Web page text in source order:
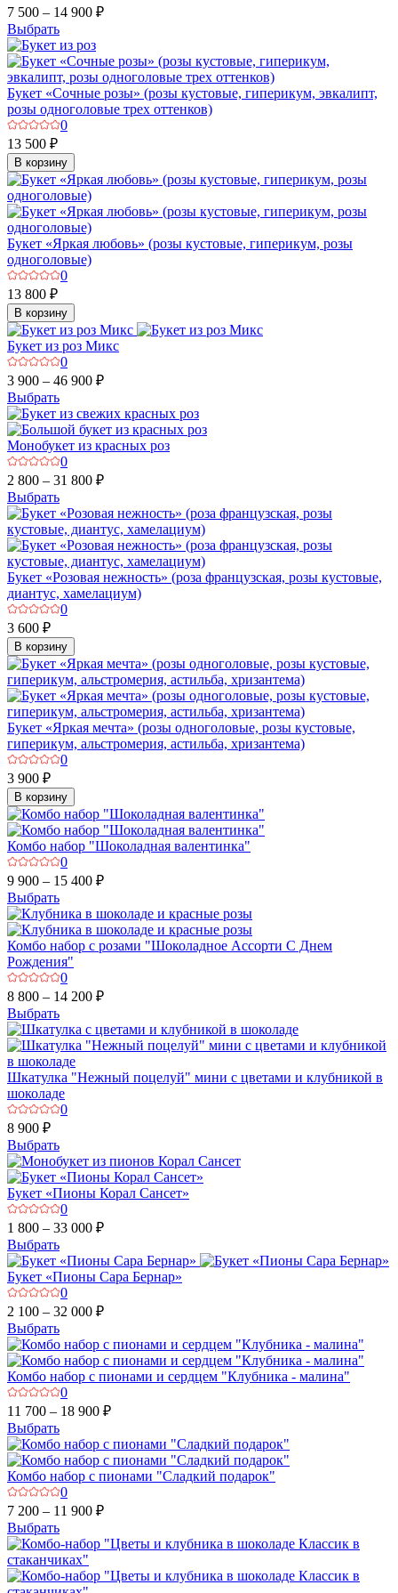
7 500 – 14 900 ₽
Выбрать
Букет «Сочные розы» (розы кустовые, гиперикум, эвкалипт,
розы одноголовые трех оттенков)
0
13 500 ₽
В корзину
Букет «Яркая любовь» (розы кустовые, гиперикум, розы
одноголовые)
0
13 800 ₽
В корзину
Букет из роз Микс
0
3 900 – 46 900 ₽
Выбрать
Монобукет из красных роз
0
2 800 – 31 800 ₽
Выбрать
Букет «Розовая нежность» (роза французская, розы кустовые,
диантус, хамелациум)
0
3 600 ₽
В корзину
Букет «Яркая мечта» (розы одноголовые, розы кустовые,
гиперикум, альстромерия, астильба, хризантема)
0
3 900 ₽
В корзину
Комбо набор "Шоколадная валентинка"
0
9 900 – 15 400 ₽
Выбрать
Комбо набор с розами "Шоколадное Ассорти С Днем
Рождения"
0
8 800 – 14 200 ₽
Выбрать
Шкатулка "Нежный поцелуй" мини с цветами и клубникой в
шоколаде
0
8 900 ₽
Выбрать
Букет «Пионы Корал Сансет»
0
1 800 – 33 000 ₽
Выбрать
Букет «Пионы Сара Бернар»
0
2 100 – 32 000 ₽
Выбрать
Комбо набор с пионами и сердцем "Клубника - малина"
0
11 700 – 18 900 ₽
Выбрать
Комбо набор с пионами "Сладкий подарок"
0
7 200 – 11 900 ₽
Выбрать